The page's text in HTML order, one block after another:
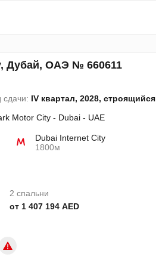
Дубай, ОАЭ № 660611
сдачи: IV квартал, 2028, строящийся
Motor City - Dubai - UAE
Dubai Internet City
1800м
2 спальни
от 1 407 194 AED